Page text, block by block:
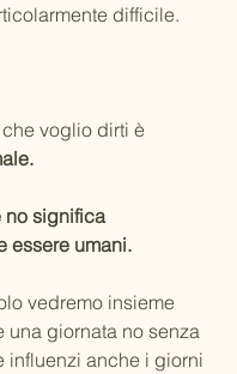
difficile.
voglio dirti è
no significa
essere umani.
vedremo insieme
una giornata no senza
influenzi anche i giorni